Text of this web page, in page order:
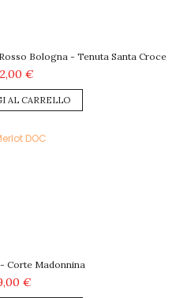
Bologna - Tenuta Santa Croce
€
AL CARRELLO
Corte Madonnina
€